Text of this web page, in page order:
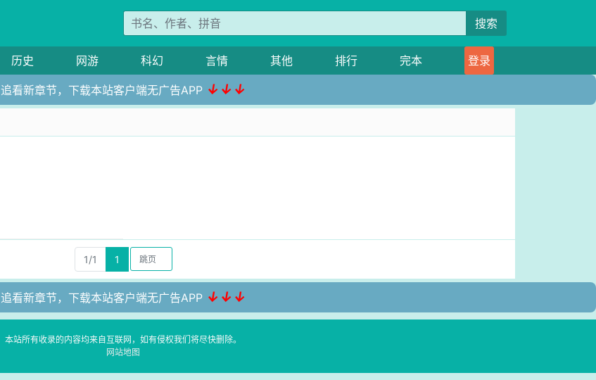
搜索
历史 网游 科幻 言情 其他 排行 完本 登录
追看新章节，下载本站客户端无广告APP ↓↓↓
1/1 1
追看新章节，下载本站客户端无广告APP ↓↓↓
本站所有收录的内容均来自互联网，如有侵权我们将尽快删除。
网站地图